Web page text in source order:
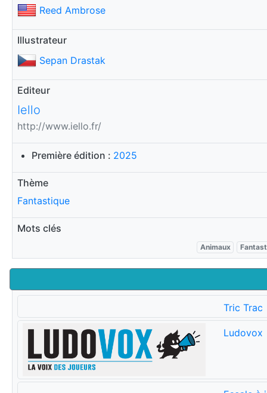
Reed Ambrose
Illustrateur
Sepan Drastak
Editeur
Iello
http://www.iello.fr/
Première édition : 2025
Thème
Fantastique
Mots clés
Animaux
Tric Trac
Ludovox